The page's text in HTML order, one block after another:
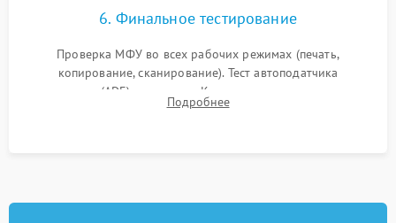
6. Финальное тестирование
Проверка МФУ во всех рабочих режимах (печать,
копирование, сканирование). Тест автоподатчика
документов (ADF) и дуплекса. Контроль качества отпечатка
на отсутствие серого фона, полос и надежность запекания
Подробнее